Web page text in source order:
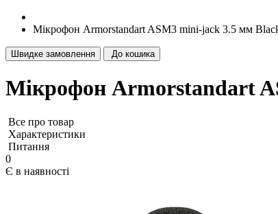
Мікрофон Armorstandart ASM3 mini-jack 3.5 мм
Швидке замовлення До кошика
Мікрофон Armorstandart
Все про товар
Характеристики
Питання
0
Є в наявності